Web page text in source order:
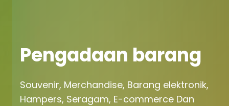
Pengadaan barang
Souvenir, Merchandise, Barang elektronik,
Hampers, Seragam, E-commerce Dan